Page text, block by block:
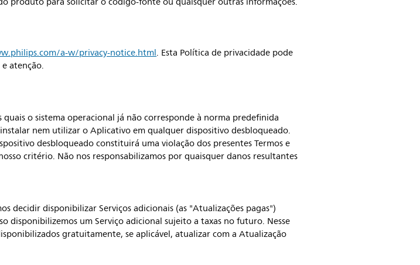
a-w/privacy-notice.html. Esta Política de privacidade pode
atenção.
o sistema operacional já não corresponde à norma predefinida
nem utilizar o Aplicativo em qualquer dispositivo desbloqueado.
desbloqueado constituirá uma violação dos presentes Termos e
critério. Não nos responsabilizamos por quaisquer danos resultantes
decidir disponibilizar Serviços adicionais (as "Atualizações pagas")
disponibilizemos um Serviço adicional sujeito a taxas no futuro. Nesse
gratuitamente, se aplicável, atualizar com a Atualização